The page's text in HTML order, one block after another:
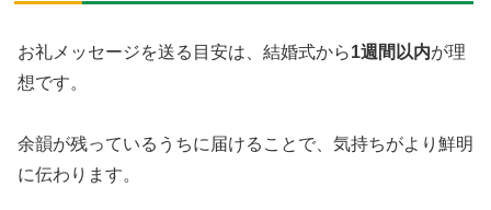
お礼メッセージを送る目安は、結婚式から1週間以内が理
想です。
余韻が残っているうちに届けることで、気持ちがより鮮明
に伝わります。